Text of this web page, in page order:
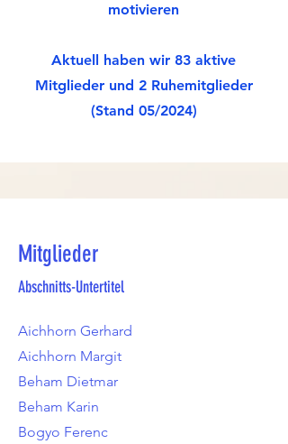
motivieren
Aktuell haben wir 83 aktive
Mitglieder und 2 Ruhemitglieder
(Stand 05/2024)
Mitglieder
Abschnitts-Untertitel
Aichhorn Gerhard
Aichhorn Margit
Beham Dietmar
Beham Karin
Bogyo Ferenc